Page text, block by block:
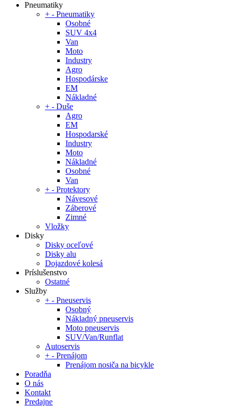
Pneumatiky
+ - Pneumatiky
Osobné
SUV 4x4
Van
Moto
Industry
Agro
Hospodárske
EM
Nákladné
+ - Duše
Agro
EM
Hospodarské
Industry
Moto
Nákladné
Osobné
Van
+ - Protektory
Návesové
Záberové
Zimné
Vložky
Disky
Disky oceľové
Disky alu
Dojazdové kolesá
Príslušenstvo
Ostatné
Služby
+ - Pneuservis
Osobný
Nákladný pneuservis
Moto pneuservis
SUV/Van/Runflat
Autoservis
+ - Prenájom
Prenájom nosiča na bicykle
Poradňa
O nás
Kontakt
Predajne